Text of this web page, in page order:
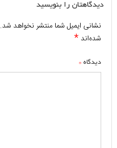
دیدگاهتان را بنویسید
نشانی ایمیل شما منتشر نخواهد شد.
شده‌اند*
دیدگاه *